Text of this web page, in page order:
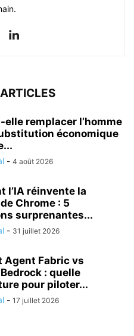
elle remplacer l’homme
économique
- 4 août 2026
l’IA réinvente la
Chrome : 5
surprenantes...
- 31 juillet 2026
Agent Fabric vs
: quelle
pour piloter...
- 17 juillet 2026